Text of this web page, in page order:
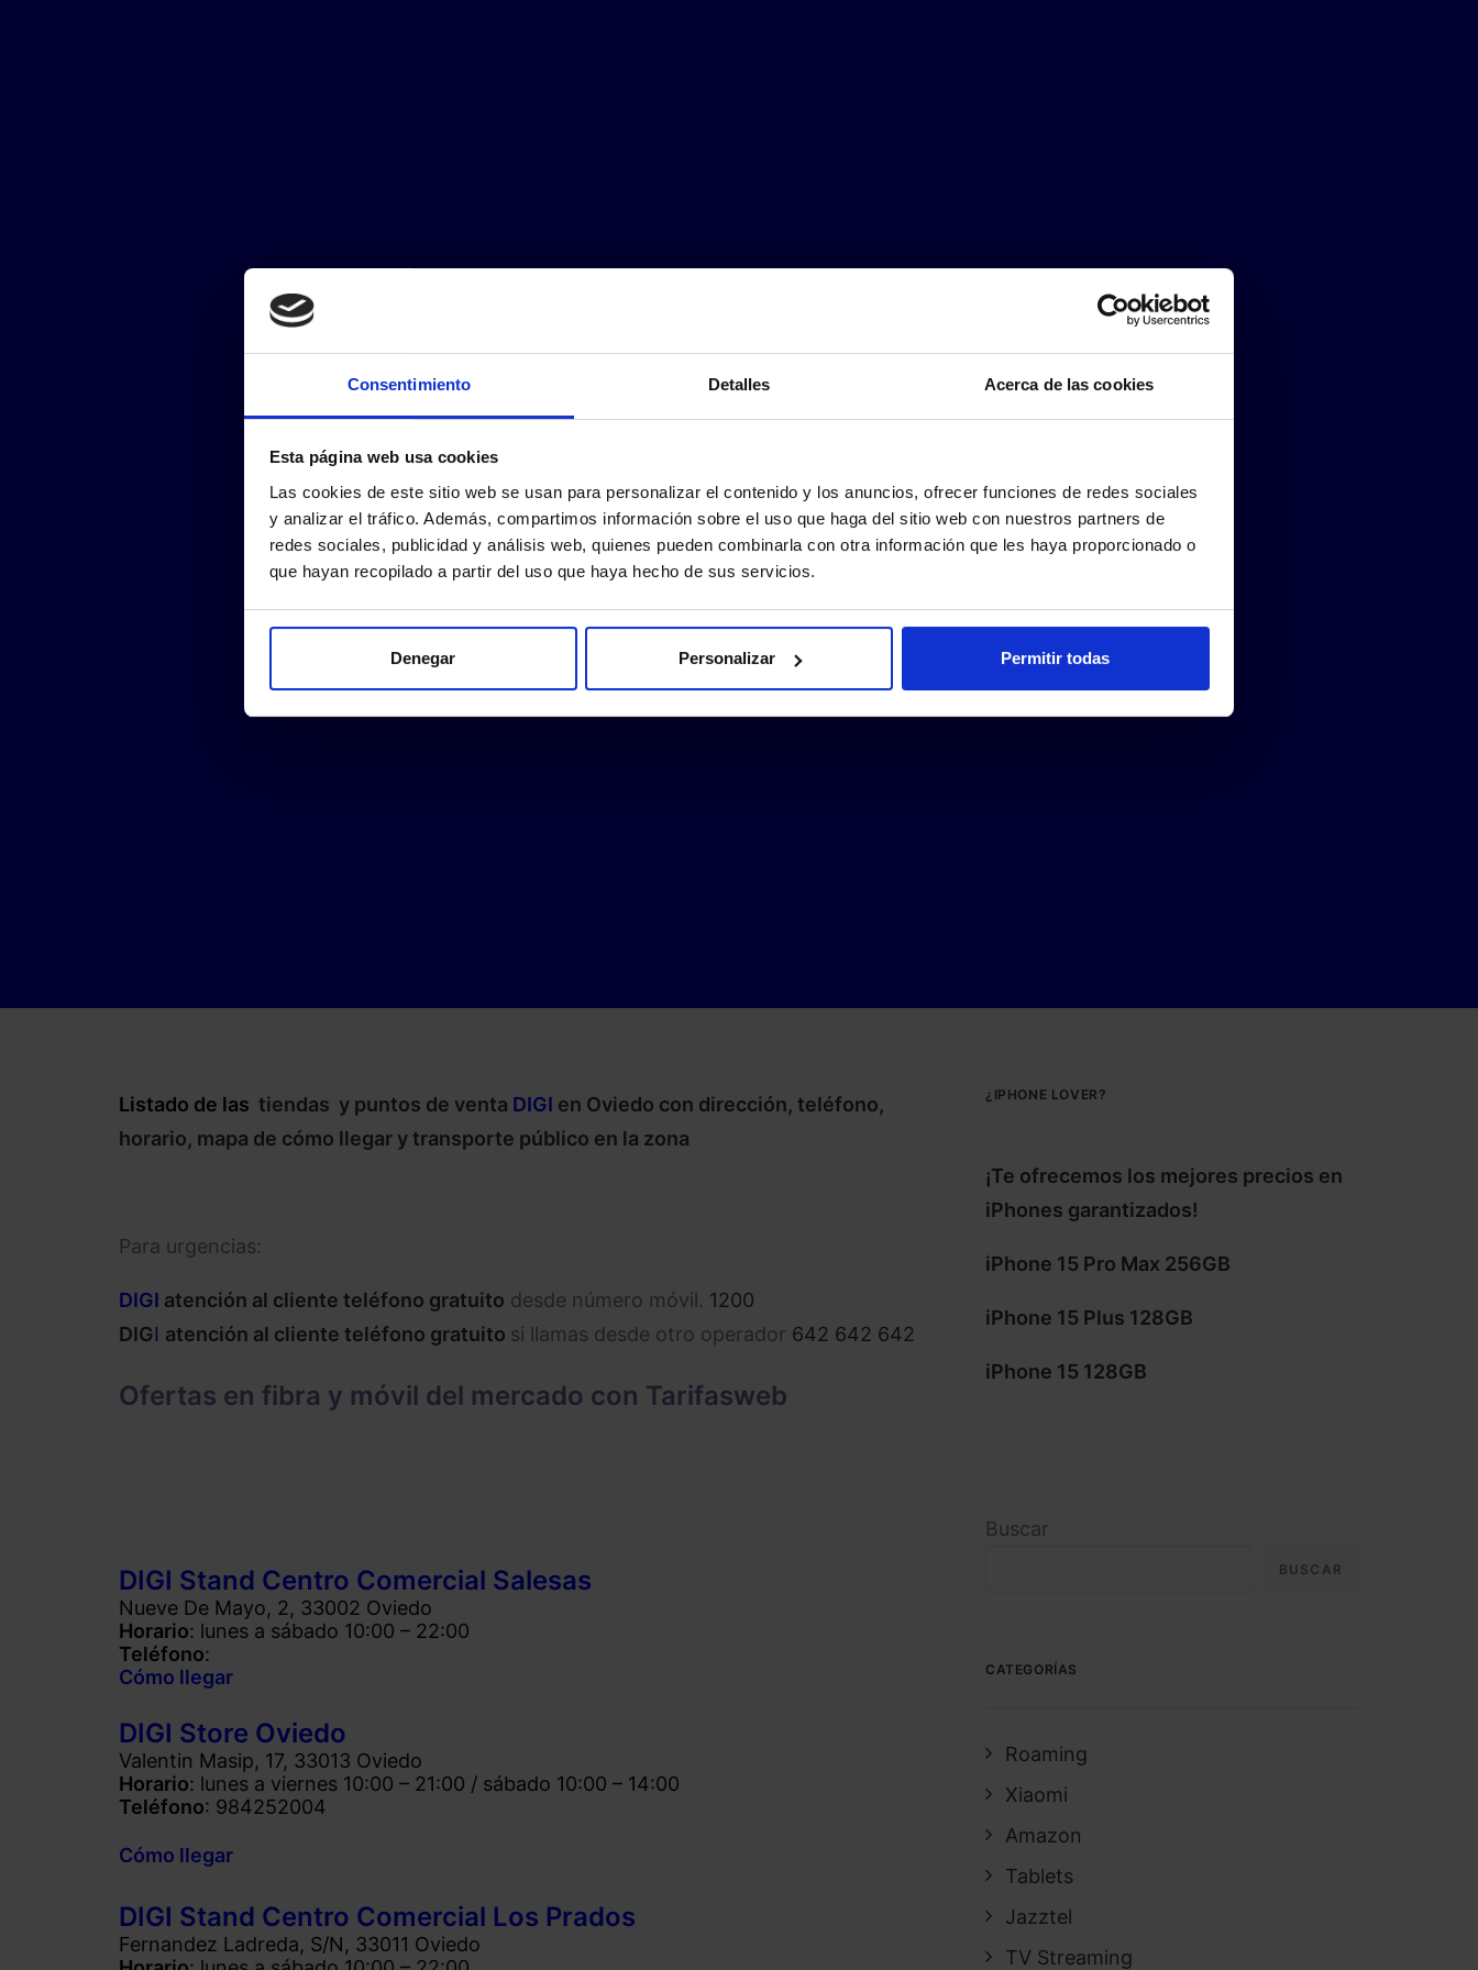
Consentimiento Detalles Acerca de las cookies
Esta página web usa cookies
Las cookies de este sitio web se usan para personalizar el contenido y los anuncios, ofrecer funciones de redes sociales
y analizar el tráfico. Además, compartimos información sobre el uso que haga del sitio web con nuestros partners de
redes sociales, publicidad y análisis web, quienes pueden combinarla con otra información que les haya proporcionado o
que hayan recopilado a partir del uso que haya hecho de sus servicios.
Denegar Personalizar Permitir todas
Listado de las tiendas y puntos de venta DIGI en Oviedo con dirección, teléfono,
horario, mapa de cómo llegar y transporte público en la zona
Para urgencias:
DIGI atención al cliente teléfono gratuito desde número móvil. 1200
DIGI atención al cliente teléfono gratuito si llamas desde otro operador 642 642 642
Ofertas en fibra y móvil del mercado con Tarifasweb
DIGI Stand Centro Comercial Salesas
Nueve De Mayo, 2, 33002 Oviedo
Horario: lunes a sábado 10:00 – 22:00
Teléfono:
Cómo llegar
DIGI Store Oviedo
Valentin Masip, 17, 33013 Oviedo
Horario: lunes a viernes 10:00 – 21:00 / sábado 10:00 – 14:00
Teléfono: 984252004
Cómo llegar
DIGI Stand Centro Comercial Los Prados
Fernandez Ladreda, S/N, 33011 Oviedo
¿IPHONE LOVER?
¡Te ofrecemos los mejores precios en
iPhones garantizados!
iPhone 15 Pro Max 256GB
iPhone 15 Plus 128GB
iPhone 15 128GB
Buscar
BUSCAR
CATEGORÍAS
Roaming
Xiaomi
Amazon
Tablets
Jazztel
TV Streaming